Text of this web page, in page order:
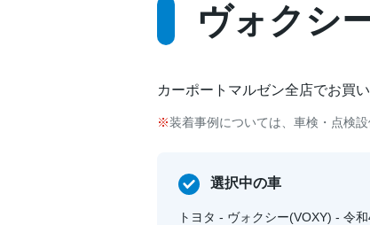
ヴォクシ
カーポートマルゼン全店でお買
装着事例については、車検・点検
選択中の車
トヨタ - ヴォクシー(VOXY) - 令